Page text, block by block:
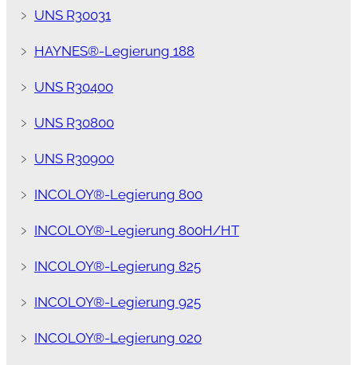
﹥ UNS R30031
﹥ HAYNES®-Legierung 188
﹥ UNS R30400
﹥ UNS R30800
﹥ UNS R30900
﹥ INCOLOY®-Legierung 800
﹥ INCOLOY®-Legierung 800H/HT
﹥ INCOLOY®-Legierung 825
﹥ INCOLOY®-Legierung 925
﹥ INCOLOY®-Legierung 020